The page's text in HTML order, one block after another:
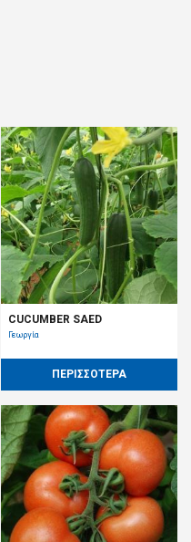
CUCUMBER SAED
Γεωργία
ΠΕΡΙΣΣΟΤΕΡΑ